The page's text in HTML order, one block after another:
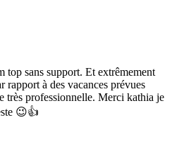
top sans support. Et extrêmement
à des vacances prévues
très professionnelle. Merci kathia je
😉👍